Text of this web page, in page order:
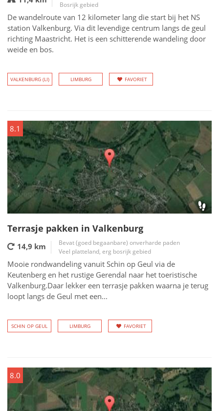
Bosrijk gebied
De wandelroute van 12 kilometer lang die start bij het NS
station Valkenburg. Via dit levendige centrum langs de geul
richting Maastricht. Het is een schitterende wandeling door
weide en bos.
VALKENBURG (LI) LIMBURG FAVORIET
8.1
Terrasje pakken in Valkenburg
14,9 km
Bevat (goed begaanbare) onverharde paden
Veel platteland, erg bosrijk gebied
Mooie rondwandeling vanuit Schin op Geul via de
Keutenberg en het rustige Gerendal naar het toeristische
Valkenburg.Daar lekker een terrasje pakken waarna je terug
loopt langs de Geul met een...
SCHIN OP GEUL LIMBURG FAVORIET
8.0